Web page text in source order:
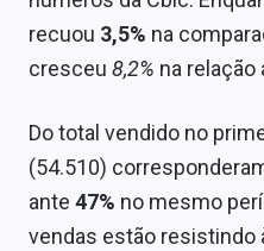
recuou 3,5% na
cresceu 8,2% na relação
Do total vendido no
(54.510)
ante 47% no mesmo
vendas estão resistindo